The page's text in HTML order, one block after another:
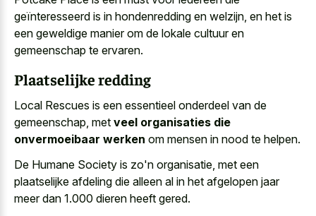
geïnteresseerd is in hondenredding en welzijn, en het is
een geweldige manier om de lokale cultuuren
gemeenschap te ervaren.
Plaatselijke redding
Local Rescues is een essentieel onderdeel van de
gemeenschap, met veel organisaties die
onvermoeibaar werken om mensen in nood te helpen.
De Humane Society is zo'n organisatie, met een
plaatselijke afdeling die alleen al in het afgelopen jaar
meer dan 1.000 dieren heeft gered.